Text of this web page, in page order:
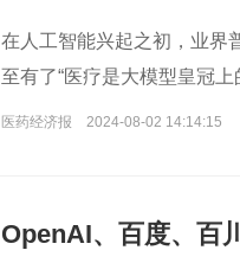
在人工智能兴起之初，业界
至有了“医疗是大模型皇冠上
医药经济报 2024-08-02 14:14:15
OpenAI、百度、百